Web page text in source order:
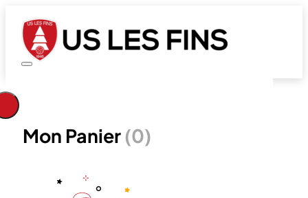
Mon Panier(0)